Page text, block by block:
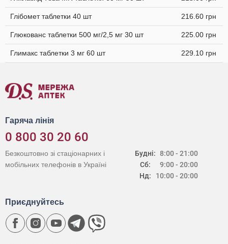
Глібомет таблетки 40 шт 216.60 грн
Глюкованс таблетки 500 мг/2,5 мг 30 шт 225.00 грн
Глимакс таблетки 3 мг 60 шт 229.10 грн
Гаряча лінія
0 800 30 20 60
Будні:
Сб:
Нд:
8:00 - 21:00
9:00 - 20:00
10:00 - 20:00
Безкоштовно зі стаціонарних і
мобільних телефонів в Україні
Приєднуйтесь